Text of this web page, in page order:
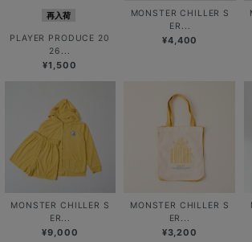
再入荷
PLAYER PRODUCE 20
26...
¥1,500
MONSTER CHILLER S
ER...
¥4,400
MONSTER CHILLER S
ER...
¥9,000
MONSTER CHILLER S
ER...
¥3,200